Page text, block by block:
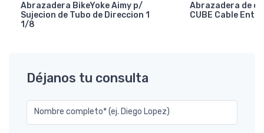
Abrazadera BikeYoke Aimy p/
Sujecion de Tubo de Direccion 1
1/8
Abrazadera de
CUBE Cable
Déjanos tu consulta
Nombre completo* (ej. Diego Lopez)